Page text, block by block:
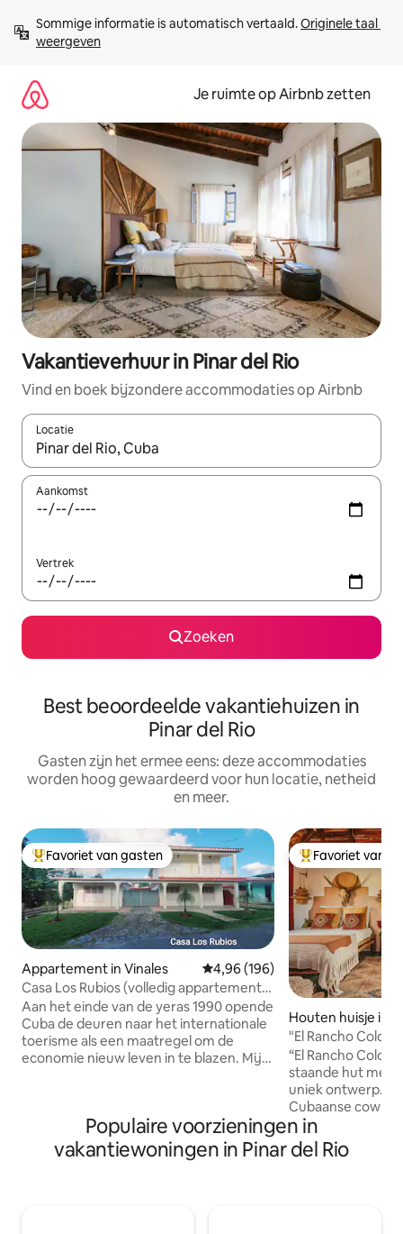
direct
naar
Sommige informatie is automatisch vertaald. Originele taal
weergeven
Je ruimte op Airbnb zetten
Vakantieverhuur in Pinar del Rio
Vind en boek bijzondere accommodaties op Airbnb
Locatie
Wanneer er suggesties beschikbaar zijn, maak je een keuze
Aankomst
Vertrek
Zoeken
Best beoordeelde vakantiehuizen in
Pinar del Rio
Gasten zijn het ermee eens: deze accommodaties
worden hoog gewaardeerd voor hun locatie, netheid
en meer.
Topfavoriet van gasten
Favoriet van gasten
Appartement in Vinales Gemiddelde beoordeling van
4,96 (196)
Casa Los Rubios (volledig appartement)
5 personen (gratis wifi)
Aan het einde van de yeras 1990 opende
Cuba de deuren naar het internationale
toerisme als een maatregel om de
economie nieuw leven in te blazen. Mijn
bouwden een bescheiden kamer voor
buitenlandse bezoekers . Het zou de
beste beslissing van hun leven zijn,
Topfavoriet van
Favoriet van
Houten huisje in
"El Rancho
op het
“El Rancho
staande hut met
uniek ontwerp.
Cubaanse
een spectaculair
platteland en de
Viñales. Het ligt
Populaire voorzieningen in
vakantiewoningen in Pinar del Rio